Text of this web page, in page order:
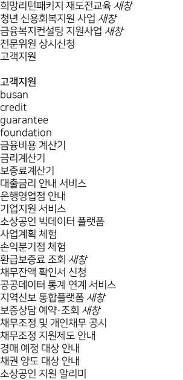
희망리턴패키지 재도전교육 새창
청년 신용회복지원 사업 새창
금융복지컨설팅 지원사업 새창
전문위원 상시신청
고객지원
고객지원
busan
credit
guarantee
foundation
금융비용 계산기
금리계산기
보증료계산기
대출금리 안내 서비스
은행영업점 안내
기업지원 서비스
소상공인 빅데이터 플랫폼
사업계획 체험
손익분기점 체험
환급보증료 조회 새창
채무잔액 확인서 신청
공공데이터 통계 연계 서비스
지역신보 통합플랫폼 새창
보증상담 예약·조회 새창
채무조정 및 개인채무 공시
채무조정 지원제도 안내
경매 예정 대상 안내
채권 양도 대상 안내
소상공인 지원 알리미